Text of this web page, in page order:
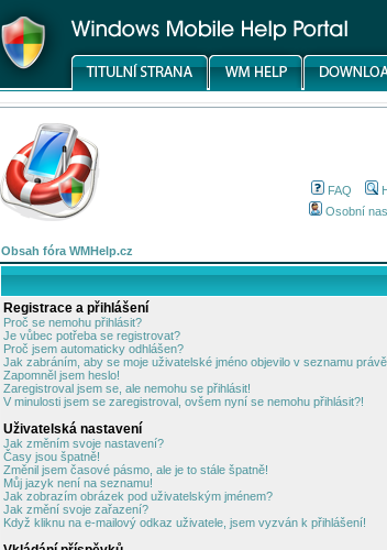
FAQ
Osobní
Obsah fóra WMHelp.cz
Registrace a přihlášení
Proč se nemohu přihlásit?
Je vůbec potřeba se registrovat?
Proč jsem automaticky odhlášen?
Jak zabráním, aby se moje uživatelské jméno objevilo v seznamu
Zapomněl jsem heslo!
Zaregistroval jsem se, ale nemohu se přihlásit!
V minulosti jsem se zaregistroval, ovšem nyní se nemohu přihlásit?!
Uživatelská nastavení
Jak změním svoje nastavení?
Časy jsou špatně!
Změnil jsem časové pásmo, ale je to stále špatně!
Můj jazyk není na seznamu!
Jak zobrazím obrázek pod uživatelským jménem?
Jak změní svoje zařazení?
Když kliknu na e-mailový odkaz uživatele, jsem vyzván k přihlášení!